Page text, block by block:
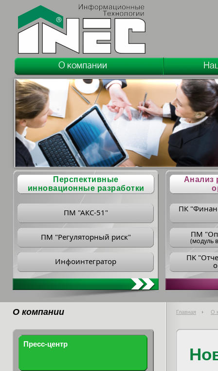
Перспективные
инновационные разработки
ПМ "АКС-51"
ПМ "Регуляторный риск"
Инфоинтегратор
Анализ
ПК
ПM
(модуль
ПK
О компании Главная О
Пресс-центр